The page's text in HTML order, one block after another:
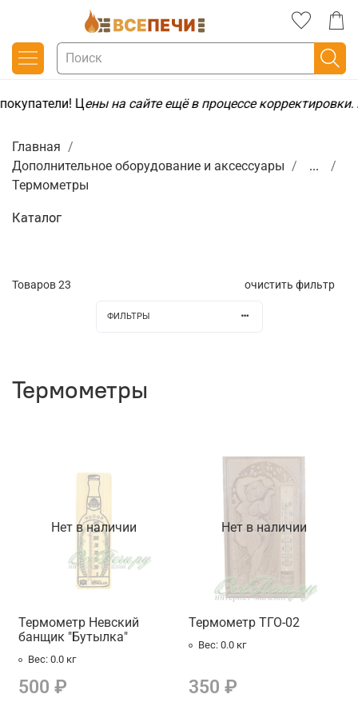
Цены на сайте ещё в процессе корректировки.
Главная
Дополнительное оборудование и аксессуары
...
Термометры
Товаров23 очистить фильтр
ФИЛЬТРЫ
Термометры
Нет в наличии
Термометр Невский
банщик "Бутылка"
Вес: 0.0 кг
500 ₽
Нет в наличии
Термометр ТГО-02
Вес: 0.0 кг
350 ₽
Каталог